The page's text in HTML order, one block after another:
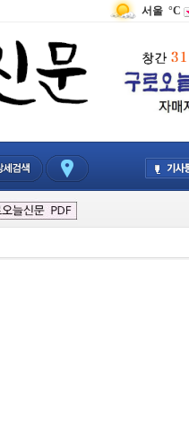
서울 °C